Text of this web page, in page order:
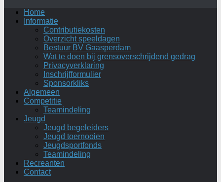
Home
Informatie
Contributiekosten
Overzicht speeldagen
Bestuur BV Gaasperdam
Wat te doen bij grensoverschrijdend gedrag
Privacyverklaring
Inschrijfformulier
Sponsorkliks
Algemeen
Competitie
Teamindeling
Jeugd
Jeugd begeleiders
Jeugd toernooien
Jeugdsportfonds
Teamindeling
Recreanten
Contact